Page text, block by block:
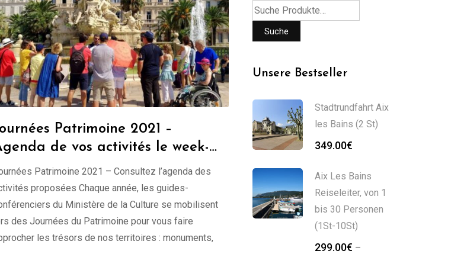
Patrimoine 2021 –
de vos activités le week-
du 18 Septembre
Patrimoine 2021 – Consultez l’agenda des
proposées Chaque année, les guides-
du Ministère de la Culture se mobilisent
des Journées du Patrimoine pour vous faire
les trésors de nos territoires : monuments,
Suche
Unsere Bestseller
Stadtrundfahrt Aix
les Bains (2 St)
349.00€
Aix Les Bains
Reiseleiter, von 1
bis 30 Personen
(1St-10St)
299.00€ –